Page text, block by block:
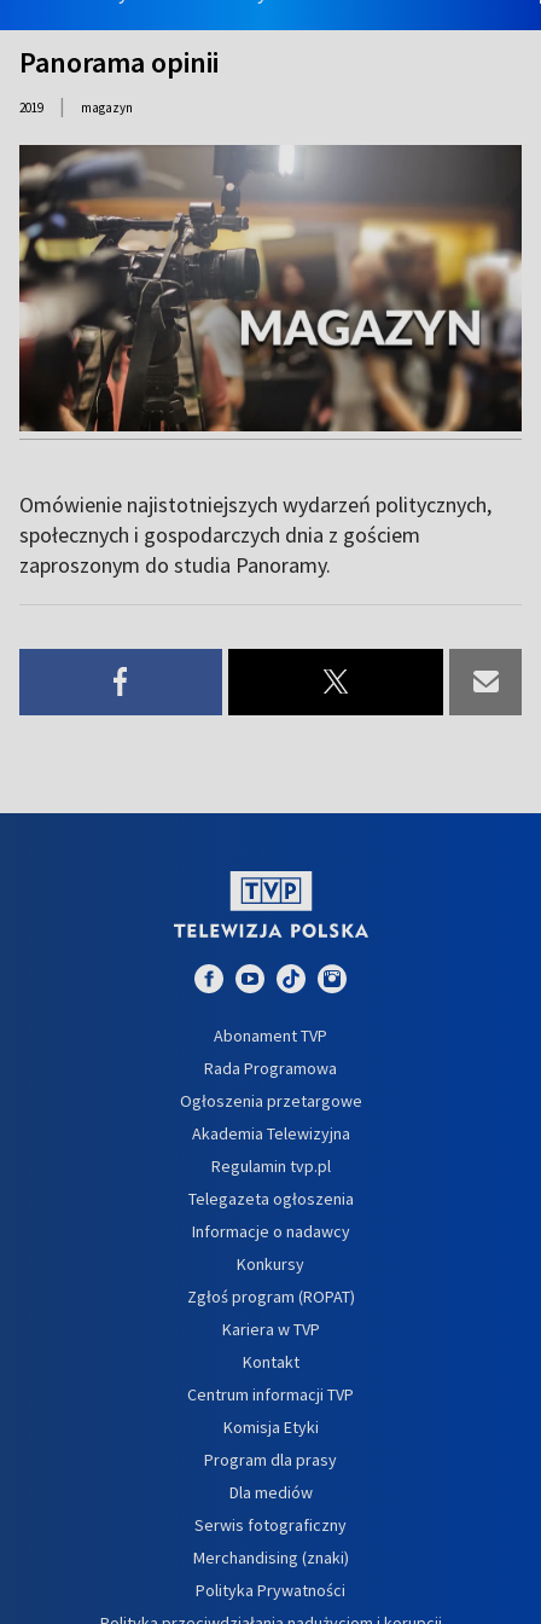
Panorama opinii
2019 | magazyn
Omówienie najistotniejszych wydarzeń politycznych,
społecznych i gospodarczych dnia z gościem
zaproszonym do studia Panoramy.
Abonament TVP
Rada Programowa
Ogłoszenia przetargowe
Akademia Telewizyjna
Regulamin tvp.pl
Telegazeta ogłoszenia
Informacje o nadawcy
Konkursy
Zgłoś program (ROPAT)
Kariera w TVP
Kontakt
Centrum informacji TVP
Komisja Etyki
Program dla prasy
Dla mediów
Serwis fotograficzny
Merchandising (znaki)
Polityka Prywatności